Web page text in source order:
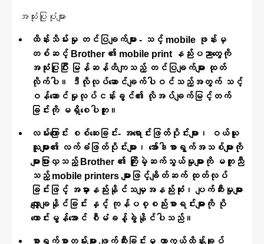
အသုံးပြုပုံများ
ထိန်းသိမ်းမှု တင်ပြချက်များ - သင့် mobile ဖုန်းမှ
တစ်ဆင့် Brother ၏ mobile print နည်းပညာတွေကို
အသုံးပြုပြီး မြန်ဆန်တိကျသည့် တင်ပြချက်များ ထုတ်
လိုက်ပါ။ ဒီလိုလုပ်ဆောင်ချက်ပါဝင်သည့်အတွက် သင့်
ဝန်ဆောင်မှုလုပ်ငန်းခွင်၏ လိုအပ်ချက်မြင့်တက်
ခြင်းကို မရှိစေပါဘူး။
လမ်းကြောင်း စစ်ဆေးခြင်း- အရောင်းဖြတ်ပိုင်းများ၊ ဝယ်ယူ
သူများ၏ လက်ခံဖြတ်ပိုင်းများ၊ အော်ဒါစာရွက်အသစ်များကို
များပြားလှသည့် Brother ၏ ကြိုးမဲ့ဆက်သွယ်မှုများကို မတူညီ
သည့် mobile printers များဖြင့်ချိတ်ဆက် ထုတ်လုပ်
ခြင်းဖြင့် အမှားနည်းနိုင်သမျှအနည်းဆုံး၊ ပျက်ဆီးမှုများ
လျှော့ချနိုင်ခြင်း နှင့် ကုန်ပစ္စည်းစာရင်းများကို ပို
ကောင်းမွန်အောင် စီမံခန့်ခွဲနိုင်ပါသည်။
စာရွက်စာတမ်းများ ဖျက်ဆီးခြင်းမှ ကာကွယ်ထိန်းချုပ်